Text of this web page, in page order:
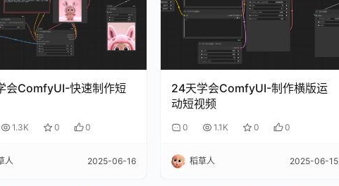
会ComfyUI-快速制作短
1.3K 0 0
人 2025-06-16
24天学会ComfyUI-制作横版运
动短视频
0 1.1K 0 0
稻草人 2025-06-15